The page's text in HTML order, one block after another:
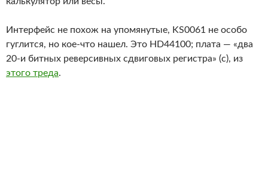
Интерфейс не похож на упомянутые, KS0061 не особо
гуглится, но кое-что нашел. Это HD44100; плата — «два
20-и битных реверсивных сдвиговых регистра» (с), из
этого треда.